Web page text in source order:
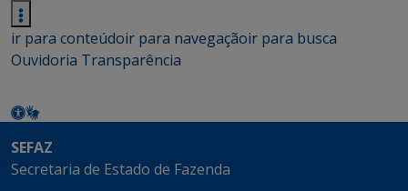
ir para conteúdoir para navegaçãoir para busca
Ouvidoria Transparência
SEFAZ
Secretaria de Estado de Fazenda